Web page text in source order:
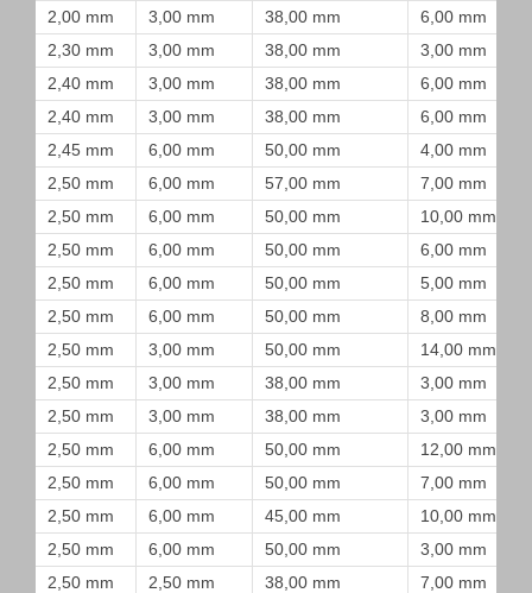
2,00 mm
3,00 mm 38,00 mm
6,00 mm
2,30 mm
3,00 mm 38,00 mm
3,00 mm
2,40 mm
3,00 mm 38,00 mm
6,00 mm
2,40 mm
3,00 mm 38,00 mm
6,00 mm
2,45 mm
6,00 mm 50,00 mm
4,00 mm
2,50 mm
6,00 mm 57,00 mm
7,00 mm
2,50 mm
6,00 mm 50,00 mm
10,00 mm
2,50 mm
6,00 mm 50,00 mm
6,00 mm
2,50 mm
6,00 mm 50,00 mm
5,00 mm
2,50 mm
6,00 mm 50,00 mm
8,00 mm
2,50 mm
3,00 mm 50,00 mm
14,00 mm
2,50 mm
3,00 mm 38,00 mm
3,00 mm
2,50 mm
3,00 mm 38,00 mm
3,00 mm
2,50 mm
6,00 mm 50,00 mm
12,00 mm
2,50 mm
6,00 mm 50,00 mm
7,00 mm
2,50 mm
6,00 mm 45,00 mm
10,00 mm
2,50 mm
6,00 mm 50,00 mm
3,00 mm
2,50 mm
2,50 mm 38,00 mm
7,00 mm